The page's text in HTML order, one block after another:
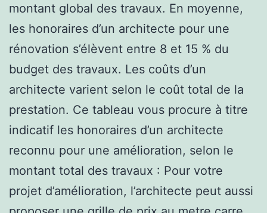
montant global des travaux. En moyenne,
les honoraires d’un architecte pour une
rénovation s’élèvent entre 8 et 15 % du
budget des travaux. Les coûts d’un
architecte varient selon le coût total de la
prestation. Ce tableau vous procure à titre
indicatif les honoraires d’un architecte
reconnu pour une amélioration, selon le
montant total des travaux : Pour votre
projet d’amélioration, l’architecte peut aussi